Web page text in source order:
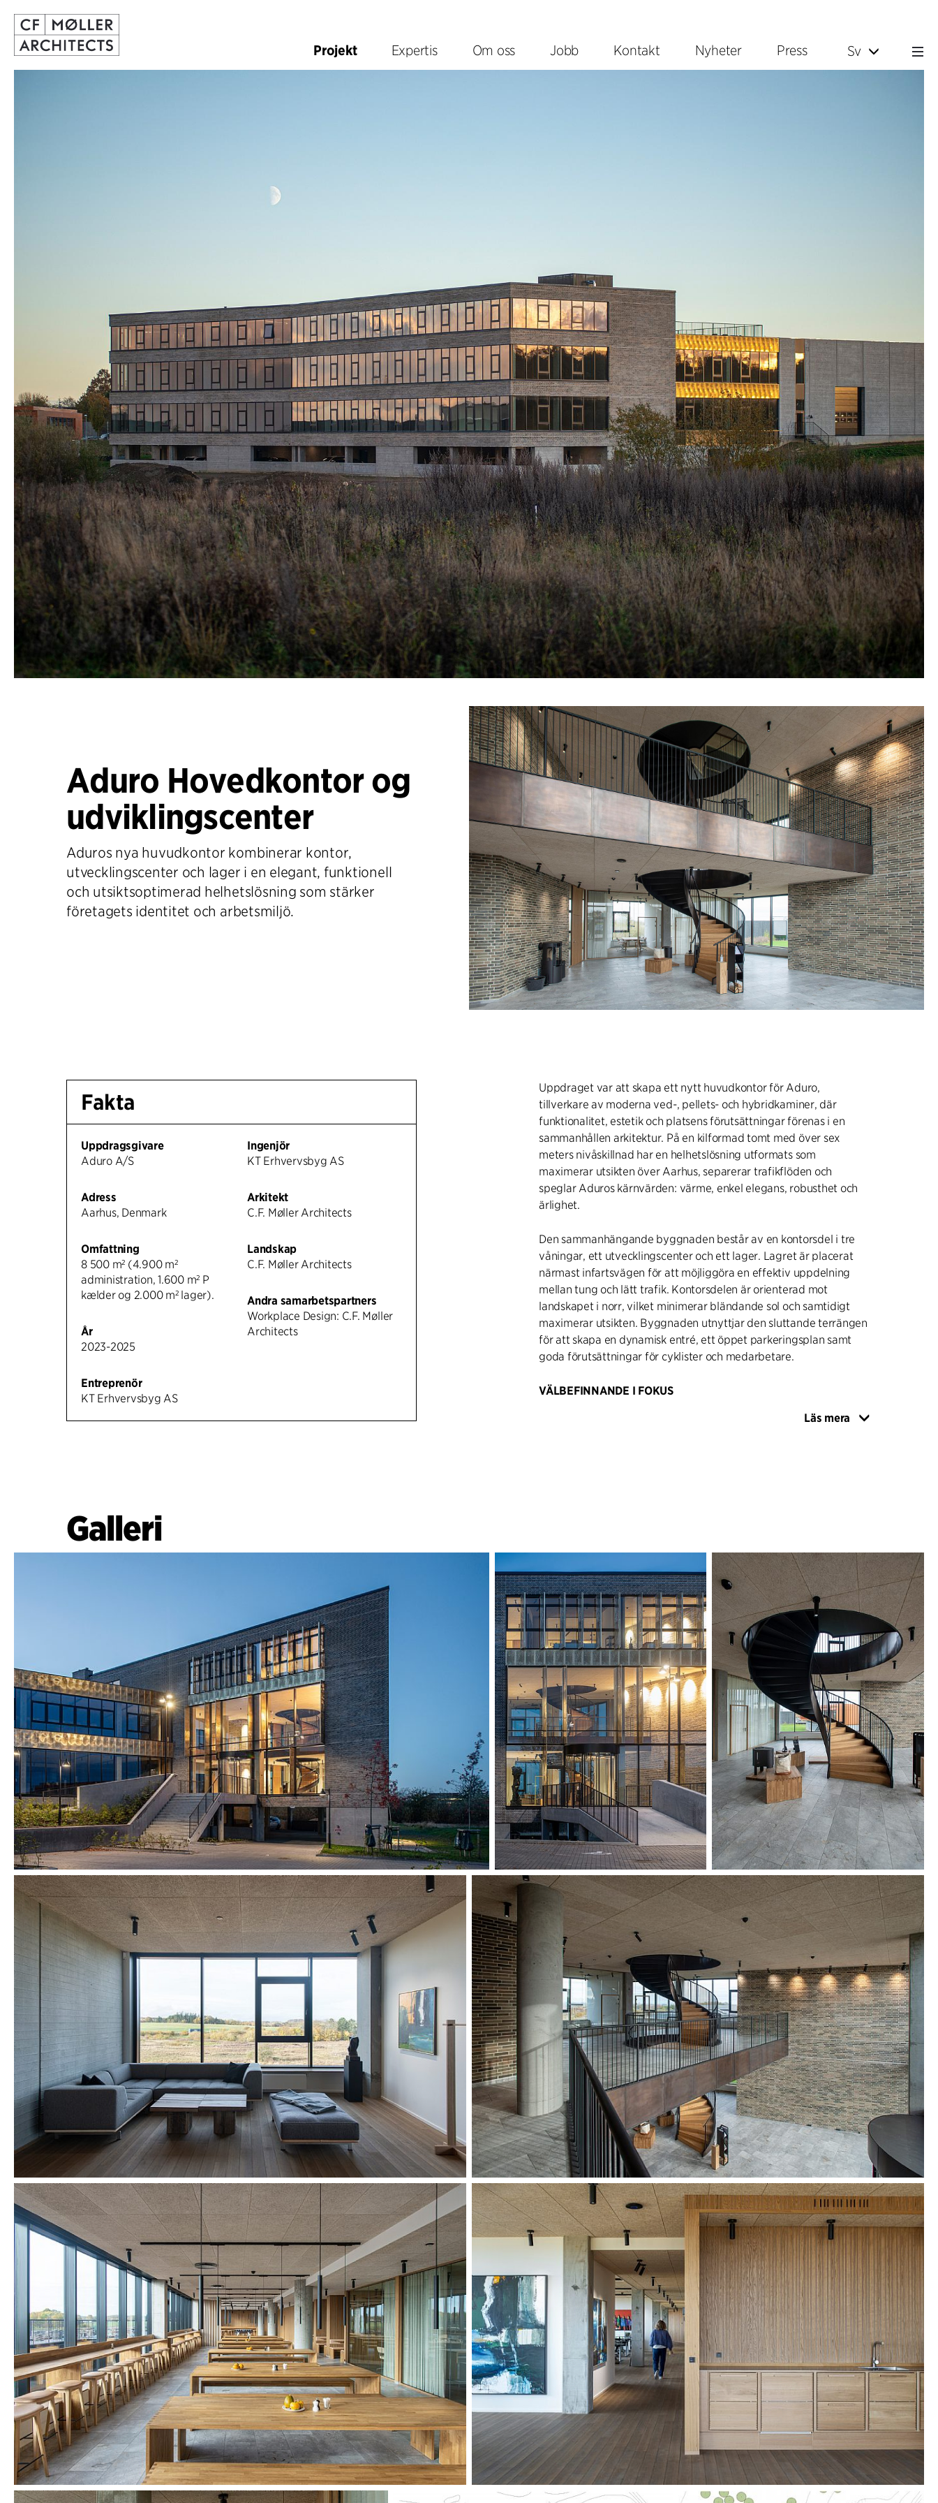
Projekt Expertis Om oss Jobb Kontakt Nyheter Press Sv
Aduro Hovedkontor og
udviklingscenter
Aduros nya huvudkontor kombinerar kontor,
utvecklingscenter och lager i en elegant, funktionell
och utsiktsoptimerad helhetslösning som stärker
företagets identitet och arbetsmiljö.
Fakta
Uppdragsgivare
Aduro A/S
Adress
Aarhus, Denmark
Omfattning
8 500 m² (4.900 m²
administration, 1.600 m² P
kælder og 2.000 m² lager).
År
2023-2025
Entreprenör
KT Erhvervsbyg AS
Ingenjör
KT Erhvervsbyg AS
Arkitekt
C.F. Møller Architects
Landskap
C.F. Møller Architects
Andra samarbetspartners
Workplace Design: C.F. Møller
Architects
Uppdraget var att skapa ett nytt huvudkontor för Aduro,
tillverkare av moderna ved-, pellets- och hybridkaminer, där
funktionalitet, estetik och platsens förutsättningar förenas i en
sammanhållen arkitektur. På en kilformad tomt med över sex
meters nivåskillnad har en helhetslösning utformats som
maximerar utsikten över Aarhus, separerar trafikflöden och
speglar Aduros kärnvärden: värme, enkel elegans, robusthet och
ärlighet.
Den sammanhängande byggnaden består av en kontorsdel i tre
våningar, ett utvecklingscenter och ett lager. Lagret är placerat
närmast infartsvägen för att möjliggöra en effektiv uppdelning
mellan tung och lätt trafik. Kontorsdelen är orienterad mot
landskapet i norr, vilket minimerar bländande sol och samtidigt
maximerar utsikten. Byggnaden utnyttjar den sluttande terrängen
för att skapa en dynamisk entré, ett öppet parkeringsplan samt
goda förutsättningar för cyklister och medarbetare.
VÄLBEFINNANDE I FOKUS
Materialpaletten är enkel och hållbar, tegel, natursten, tombak,
vilket bidrar till en hälsosam och trivsam arbetsmiljö. Fasaden är
utformad efter solens gång, och perforerade tombakskärmar
minskar överhettning och skapar ett levande spel av ljus och
skugga. Landskapsutformningen kring en nedsänkt gård tillför
grön karaktär och en känsla av ro i det dagliga arbetet.
Läs mera
Galleri